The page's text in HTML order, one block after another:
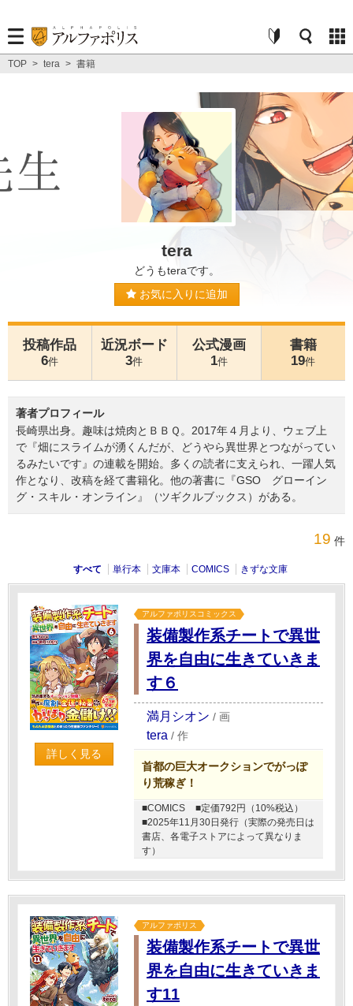
TOP > tera > 書籍
tera
どうもteraです。
お気に入りに追加
投稿作品
6件
近況ボード
3件
公式漫画
1件
書籍
19件
著者プロフィール
長崎県出身。趣味は焼肉とＢＢＱ。2017年４月より、ウェブ上
で『畑にスライムが湧くんだが、どうやら異世界とつながってい
るみたいです』の連載を開始。多くの読者に支えられ、一躍人気
作となり、改稿を経て書籍化。他の著書に『GSO グローイン
グ・スキル・オンライン』（ツギクルブックス）がある。
19 件
すべて 単行本 文庫本 COMICS きずな文庫
詳しく見る
アルファポリスコミックス
装備製作系チートで異世
界を自由に生きていきま
す６
満月シオン / 画
tera / 作
首都の巨大オークションでがっぽ
り荒稼ぎ！
■COMICS
■定価792円（10%税込）
■2025年11月30日発行（実際の発売日は
書店、各電子ストアによって異なりま
す）
アルファポリス
装備製作系チートで異世
界を自由に生きていきま
す11